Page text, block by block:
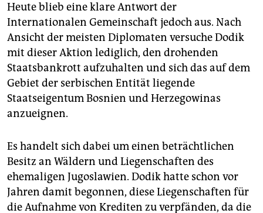
Heute blieb eine klare Antwort der
Internationalen Gemeinschaft jedoch aus. Nach
Ansicht der meisten Diplomaten versuche Dodik
mit dieser Aktion lediglich, den drohenden
Staatsbankrott aufzuhalten und sich das auf dem
Gebiet der serbischen Entität liegende
Staatseigentum Bosnien und Herzegowinas
anzueignen.
Es handelt sich dabei um einen beträchtlichen
Besitz an Wäldern und Liegenschaften des
ehemaligen Jugoslawien. Dodik hatte schon vor
Jahren damit begonnen, diese Liegenschaften für
die Aufnahme von Krediten zu verpfänden, da die